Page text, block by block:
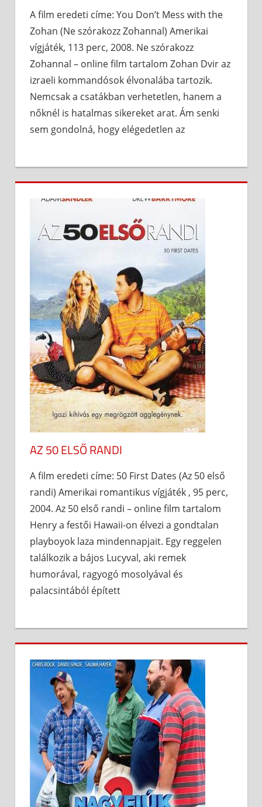
A film eredeti címe: You Don’t Mess with the
Zohan (Ne szórakozz Zohannal) Amerikai
vígjáték, 113 perc, 2008. Ne szórakozz
Zohannal – online film tartalom Zohan Dvir az
izraeli kommandósok élvonalába tartozik.
Nemcsak a csatákban verhetetlen, hanem a
nőknél is hatalmas sikereket arat. Ám senki
sem gondolná, hogy elégedetlen az
AZ 50 ELSŐ RANDI
A film eredeti címe: 50 First Dates (Az 50 első
randi) Amerikai romantikus vígjáték , 95 perc,
2004. Az 50 első randi – online film tartalom
Henry a festői Hawaii-on élvezi a gondtalan
playboyok laza mindennapjait. Egy reggelen
találkozik a bájos Lucyval, aki remek
humorával, ragyogó mosolyával és
palacsintából épített